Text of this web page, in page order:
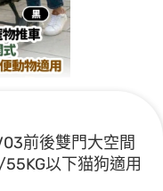
前後雙門大空間
以下猫狗適用